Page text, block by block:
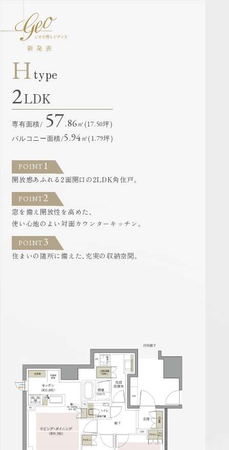
新発表
Htype
2LDK
専有面積/ 57.86㎡(17.50坪)
バルコニー面積/5.94㎡(1.79坪)
POINT 1
開放感あふれる2面開口の2LDK角住戸。
POINT2
窓を備え開放性を高めた、
使い心地のよい対面カウンターキッチン。
POINT3
住まいの随所に備えた、充実の収納空間。